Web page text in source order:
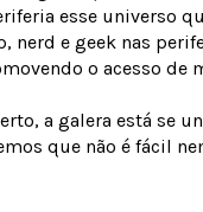
esse universo
nerd e geek nas
o acesso de
a galera está se
que não é fácil